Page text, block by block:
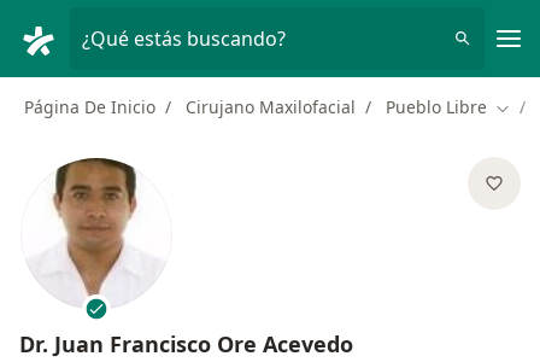
¿Qué estás buscando?
Página De Inicio Cirujano Maxilofacial Pueblo Libre
Dr. Juan Francisco Ore Acevedo